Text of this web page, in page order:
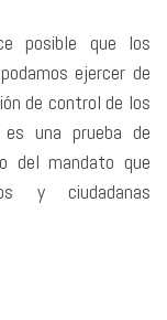
posible que los
ejercer de
de control de los
una prueba de
del mandato que
y ciudadanas